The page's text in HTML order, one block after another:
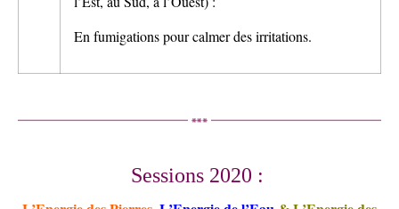
En fumigations pour calmer des irritations.
Sessions 2020 :